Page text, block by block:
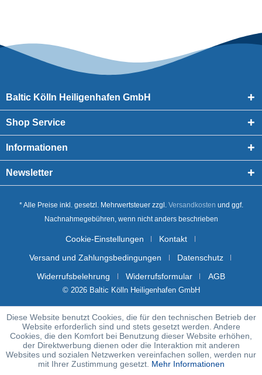
Baltic Kölln Heiligenhafen GmbH
Shop Service
Informationen
Newsletter
* Alle Preise inkl. gesetzl. Mehrwertsteuer zzgl. Versandkosten und ggf.
Nachnahmegebühren, wenn nicht anders beschrieben
Cookie-Einstellungen
Kontakt
Versand und Zahlungsbedingungen
Datenschutz
Widerrufsbelehrung
Widerrufsformular AGB
© 2026 Baltic Kölln Heiligenhafen GmbH
Diese Website benutzt Cookies, die für den technischen Betrieb der
Website erforderlich sind und stets gesetzt werden. Andere
Cookies, die den Komfort bei Benutzung dieser Website erhöhen,
der Direktwerbung dienen oder die Interaktion mit anderen
Websites und sozialen Netzwerken vereinfachen sollen, werden nur
mit Ihrer Zustimmung gesetzt. Mehr Informationen